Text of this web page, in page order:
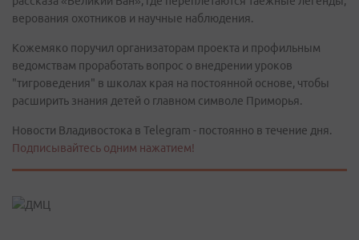
верования охотников и научные наблюдения.
Кожемяко поручил организаторам проекта и профильным
ведомствам проработать вопрос о внедрении уроков
"тигроведения" в школах края на постоянной основе, чтобы
расширить знания детей о главном символе Приморья.
Новости Владивостока в Telegram - постоянно в течение дня.
Подписывайтесь одним нажатием!